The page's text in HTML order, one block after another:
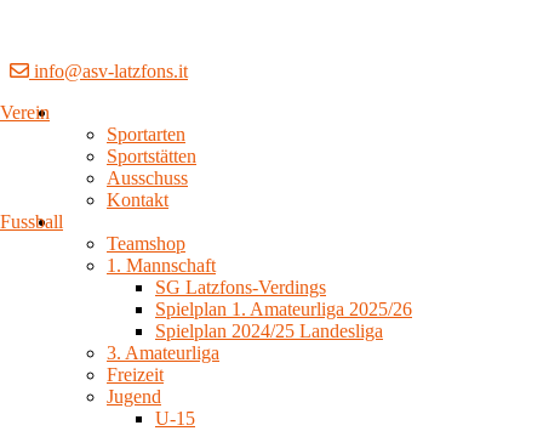
info@asv-latzfons.it
Verein
Sportarten
Sportstätten
Ausschuss
Kontakt
Fussball
Teamshop
1. Mannschaft
SG Latzfons-Verdings
Spielplan 1. Amateurliga 2025/26
Spielplan 2024/25 Landesliga
3. Amateurliga
Freizeit
Jugend
U-15